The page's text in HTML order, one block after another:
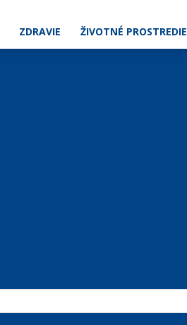
ZDRAVIE ŽIVOTNÉ PROSTREDIE